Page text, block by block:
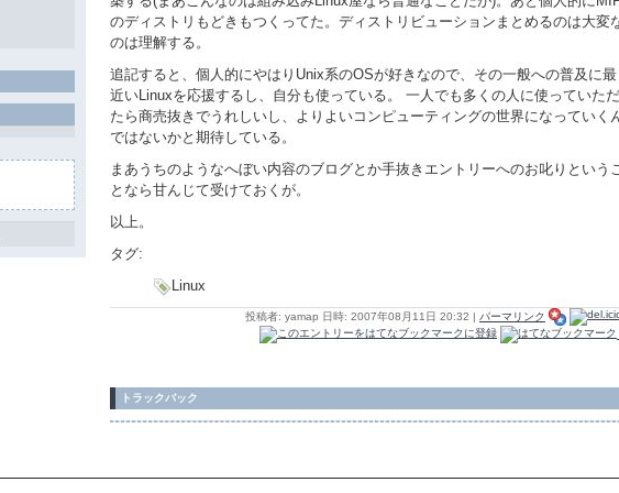
のディストリもどきもつくってた。ディストリビューションまとめるのは大変
のは理解する。
追記すると、個人的にやはりUnix系のOSが好きなので、その一般への普及に最
近いLinuxを応援するし、自分も使っている。 一人でも多くの人に使っていた
たら商売抜きでうれしいし、よりよいコンピューティングの世界になっていく
ではないかと期待している。
まあうちのようなへぼい内容のブログとか手抜きエントリーへのお叱りという
となら甘んじて受けておくが。
以上。
タグ:
Linux
投稿者: yamap 日時: 2007年08月11日 20:32 | パーマリンク
トラックバック